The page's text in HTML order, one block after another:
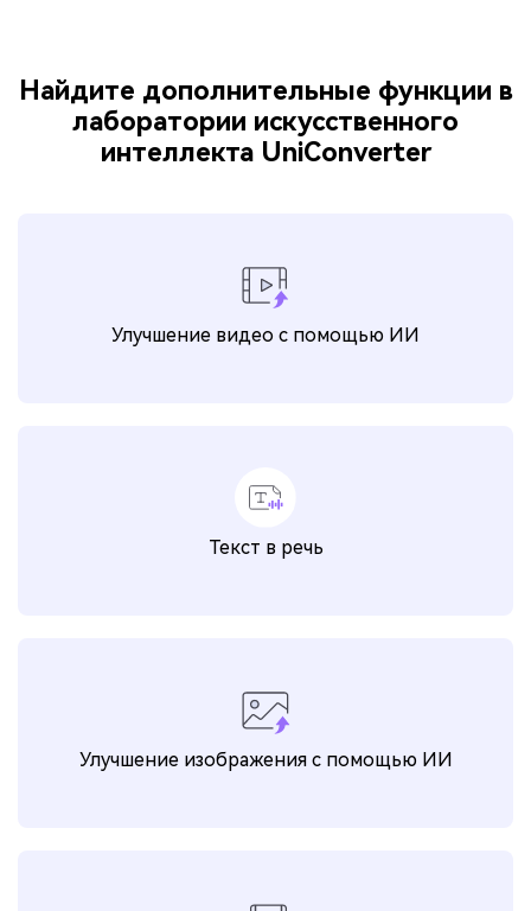
Найдите дополнительные функции в
лаборатории искусственного
интеллекта UniConverter
Улучшение видео с помощью ИИ
Текст в речь
Улучшение изображения с помощью ИИ